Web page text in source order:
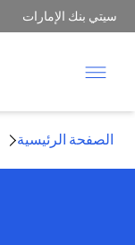
سيتي بنك الإمارات
الصفحة الرئيسية